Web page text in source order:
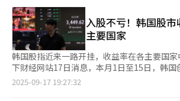
KOSPI指数保持强劲走势，以3449.62点收盘
1.24%，再度刷新纪录。盘中最高升至3452.5
易日收盘与盘中价格齐创新高。 元大证券研究员申贤勇（音）表
示：“推动KOSPI指数不断刷新纪录的核心动
善。尤其在企业盈利回升的背景下，半导体
股市形成了有力支撑。” 16日，三星电子股价收于7.94万韩元，
较前一交易日上涨3.79%，接近8万韩元；SK
万韩元，较前一交易日上涨5.14%。市值排名
万韩元。同期，美容美发消费者物价指数同比
整体消费者物价指数涨幅（1.7%）的两倍。 尽管政府自2013年起
推行美发价格公开制度，但由于头发长度附加
美发师按职级收费等，实际支付价格往往高于
多顾客不满。在此情况下，自助美发逐渐成
认为，像剪刘海、染发根等难度较低的项目
济实惠。 在优兔（YouTube）、Instagram等平台上，许多自助
美发相关教程视频点击量已破百万，并且在大
入股不亏！韩国股
主要国家
韩国股指近来一路开挂，收益率在各主要国
下财经网站17日消息，本月1日至15日，韩国
（KOSDAQ）和综合股价指数（KOSPI）收益
2025-09-17 19:27:32